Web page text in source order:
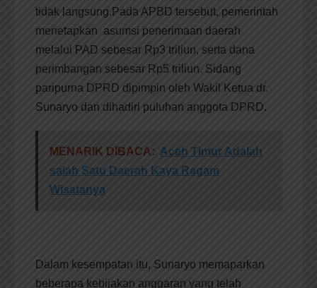
tidak langsung.Pada APBD tersebut, pemerintah
menetapkan asumsi penerimaan daerah
melalui PAD sebesar Rp3 triliun, serta dana
perimbangan sebesar Rp5 triliun. Sidang
paripurna DPRD dipimpin oleh Wakil Ketua dr.
Sunaryo dan dihadiri puluhan anggota DPRD.
MENARIK DIBACA: Aceh Timur Adalah
salah Satu Daerah Kaya Ragam
Wisatanya
Dalam kesempatan itu, Sunaryo memaparkan
beberapa kebijakan anggaran yang telah